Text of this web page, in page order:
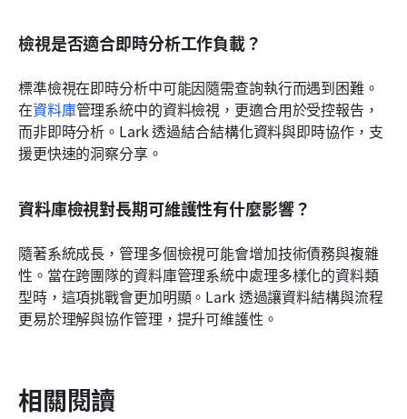
檢視是否適合即時分析工作負載？
標準檢視在即時分析中可能因隨需查詢執行而遇到困難。
在資料庫管理系統中的資料檢視，更適合用於受控報告，
而非即時分析。Lark 透過結合結構化資料與即時協作，支
援更快速的洞察分享。
資料庫檢視對長期可維護性有什麼影響？
隨著系統成長，管理多個檢視可能會增加技術債務與複雜
性。當在跨團隊的資料庫管理系統中處理多樣化的資料類
型時，這項挑戰會更加明顯。Lark 透過讓資料結構與流程
更易於理解與協作管理，提升可維護性。
相關閱讀